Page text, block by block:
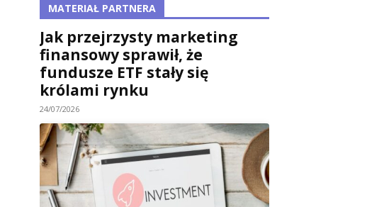
MATERIAŁ PARTNERA
Jak przejrzysty marketing
finansowy sprawił, że
fundusze ETF stały się
królami rynku
24/07/2026